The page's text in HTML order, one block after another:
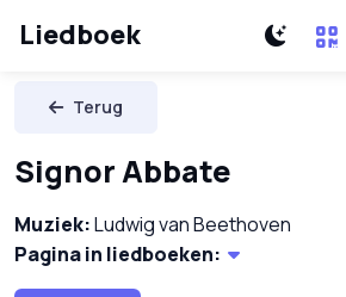
Liedboek
Terug
Signor Abbate
Muziek:Ludwig van Beethoven
Pagina in liedboeken: